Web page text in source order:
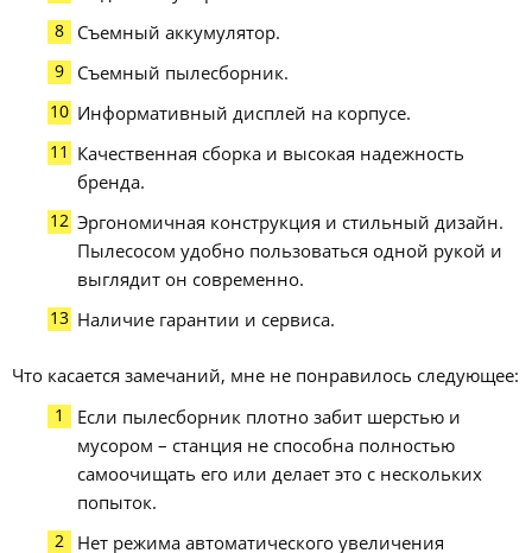
Съемный аккумулятор.
Съемный пылесборник.
Информативный дисплей на корпусе.
Качественная сборка и высокая надежность
бренда.
Эргономичная конструкция и стильный дизайн.
Пылесосом удобно пользоваться одной рукой и
выглядит он современно.
Наличие гарантии и сервиса.
Что касается замечаний, мне не понравилось следующее:
Если пылесборник плотно забит шерстью и
мусором – станция не способна полностью
самоочищать его или делает это с нескольких
попыток.
Нет режима автоматического увеличения